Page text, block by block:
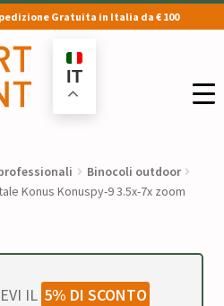
Gratuita in Italia da € 100
IT
Binocoli outdoor
Konus Konuspy-9 3.5x-7x zoom
IL 5% DI SCONTO